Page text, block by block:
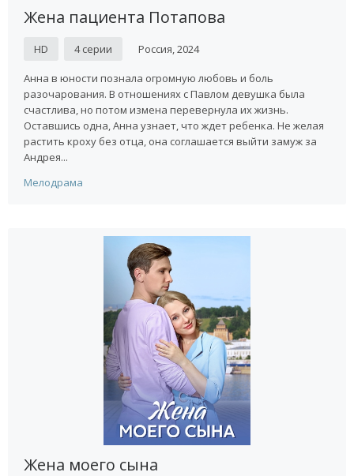
Жена пациента Потапова
HD 4 серии Россия, 2024
Анна в юности познала огромную любовь и боль
разочарования. В отношениях с Павлом девушка была
счастлива, но потом измена перевернула их жизнь.
Оставшись одна, Анна узнает, что ждет ребенка. Не желая
растить кроху без отца, она соглашается выйти замуж за
Андрея...
Мелодрама
Жена моего сына